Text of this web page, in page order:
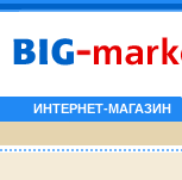
ИНТЕРНЕТ-МАГАЗИН